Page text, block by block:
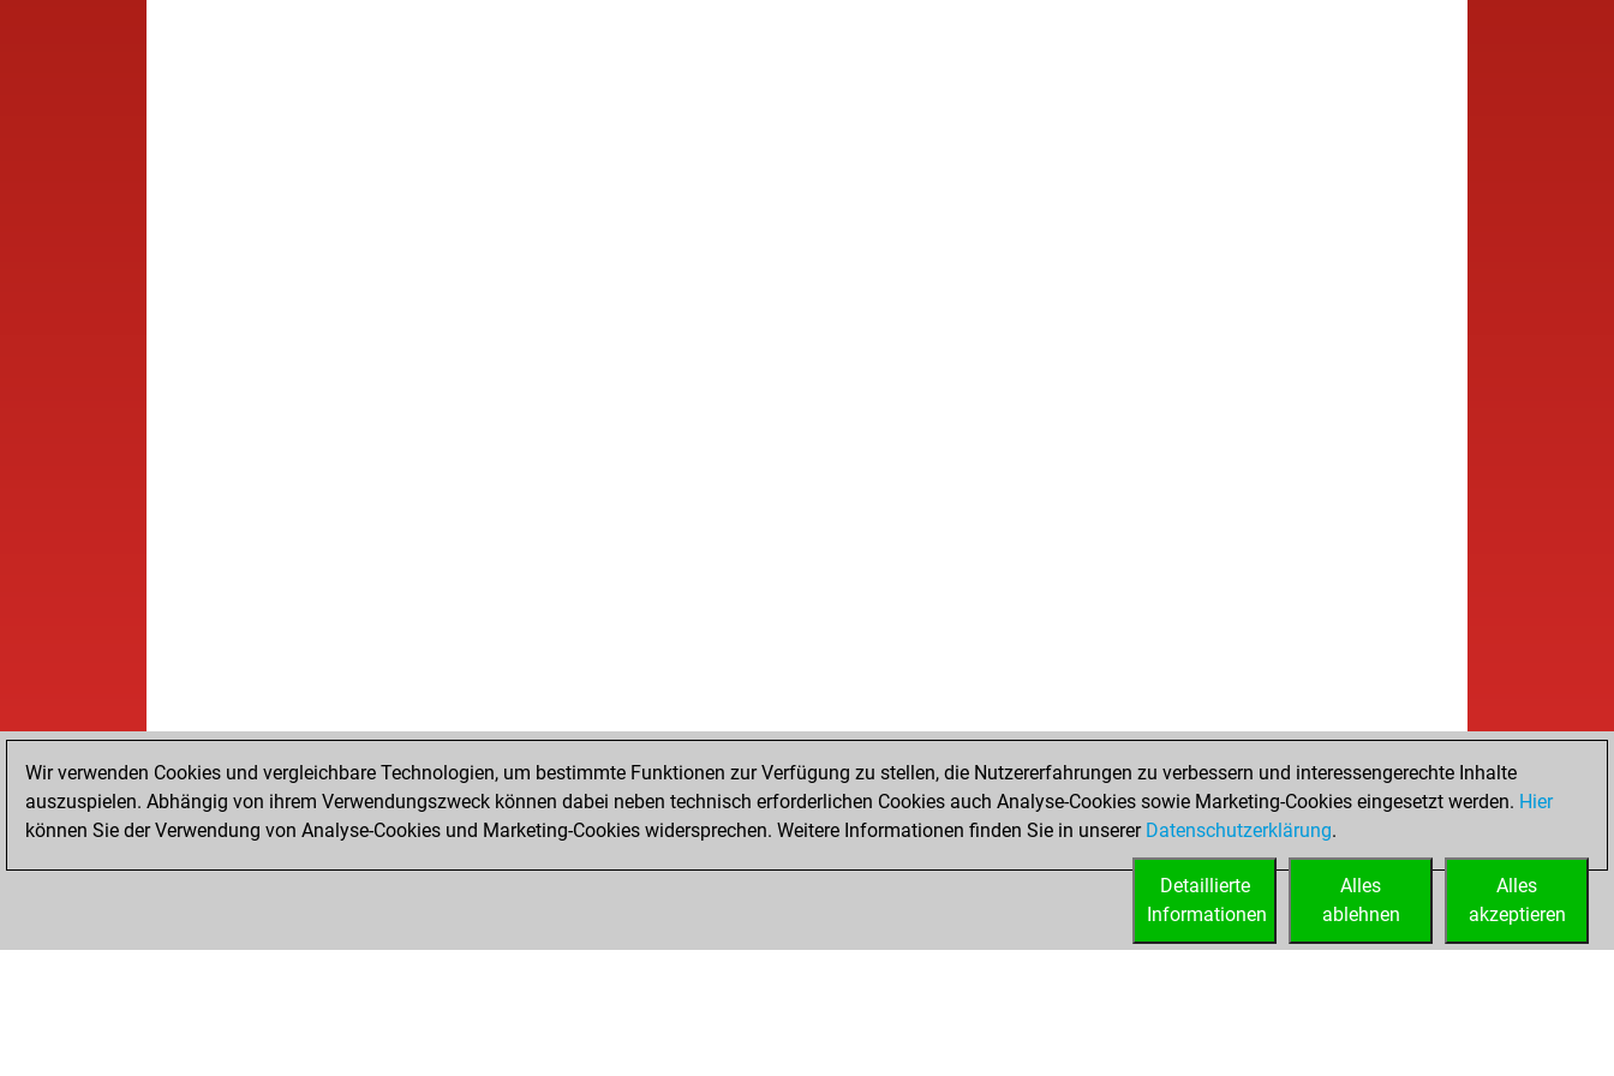
Wir verwenden Cookies und vergleichbare Technologien, um bestimmte Funktionen zur Verfügung zu stellen, die Nutzererfahrungen zu verbessern und interessengerechte Inhalte
auszuspielen. Abhängig von ihrem Verwendungszweck können dabei neben technisch erforderlichen Cookies auch Analyse-Cookies sowie Marketing-Cookies eingesetzt werden. Hier
können Sie der Verwendung von Analyse-Cookies und Marketing-Cookies widersprechen. Weitere Informationen finden Sie in unserer Datenschutzerklärung.
Alles
akzeptieren
Alles
ablehnen
Detaillierte
Informationen